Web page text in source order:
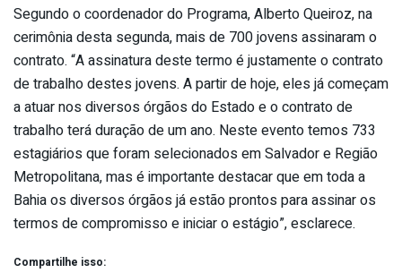
Segundo o coordenador do Programa, Alberto Queiroz, na
cerimônia desta segunda, mais de 700 jovens assinaram o
contrato. “A assinatura deste termo é justamente o contrato
de trabalho destes jovens. A partir de hoje, eles já começam
a atuar nos diversos órgãos do Estado e o contrato de
trabalho terá duração de um ano. Neste evento temos 733
estagiários que foram selecionados em Salvador e Região
Metropolitana, mas é importante destacar que em toda a
Bahia os diversos órgãos já estão prontos para assinar os
termos de compromisso e iniciar o estágio”, esclarece.
Compartilhe isso: